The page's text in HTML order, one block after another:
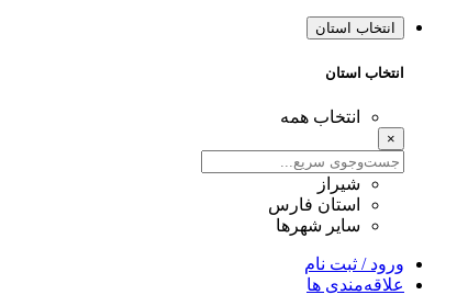
انتخاب استان
انتخاب استان
انتخاب همه
×
شیراز
استان فارس
سایر شهرها
ورود / ثبت نام
علاقه‌مندی ها